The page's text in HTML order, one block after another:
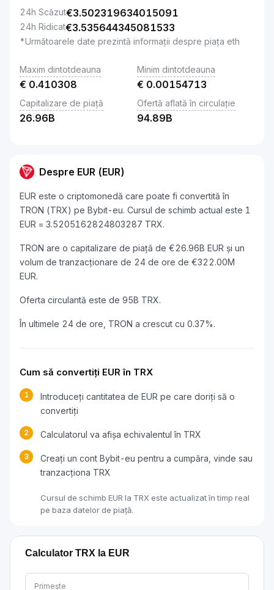
24h Scăzut€3.502319634015091
24h Ridicat€3.535644345081533
*Următoarele date prezintă informații despre piața eth
Maxim dintotdeauna
€ 0.410308
Minim dintotdeauna
€ 0.00154713
Capitalizare de piață
26.96B
Ofertă aflată în circulație
94.89B
Despre EUR (EUR)
EUR este o criptomonedă care poate fi convertită în
TRON (TRX) pe Bybit-eu. Cursul de schimb actual este 1
EUR = 3.5205162824803287 TRX.
TRON are o capitalizare de piață de €26.96B EUR și un
volum de tranzacționare de 24 de ore de €322.00M
EUR.
Oferta circulantă este de 95B TRX.
În ultimele 24 de ore, TRON a crescut cu 0.37%.
Cum să convertiți EUR în TRX
1
Introduceți cantitatea de EUR pe care doriți să o
convertiți
2 Calculatorul va afișa echivalentul în TRX
3
Creați un cont Bybit-eu pentru a cumpăra, vinde sau
tranzacționa TRX
Cursul de schimb EUR la TRX este actualizat în timp real
pe baza datelor de piață.
Calculator TRX la EUR
Primește